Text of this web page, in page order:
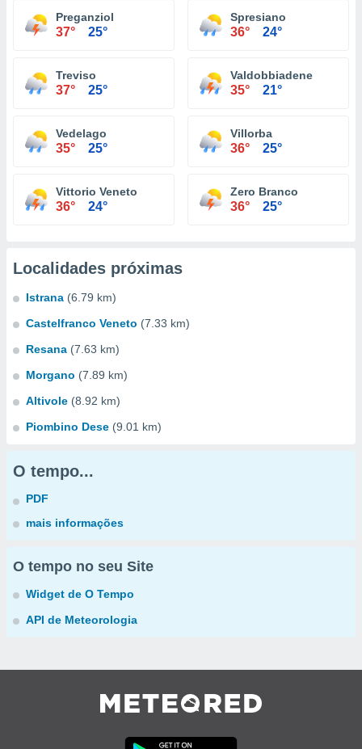
Preganziol
37° 25°
Spresiano
36° 24°
Treviso
37° 25°
Valdobbiadene
35° 21°
Vedelago
35° 25°
Villorba
36° 25°
Vittorio Veneto
36° 24°
Zero Branco
36° 25°
Localidades próximas
Istrana (6.79 km)
Castelfranco Veneto (7.33 km)
Resana (7.63 km)
Morgano (7.89 km)
Altivole (8.92 km)
Piombino Dese (9.01 km)
O tempo...
PDF
mais informações
O tempo no seu Site
Widget de O Tempo
API de Meteorologia